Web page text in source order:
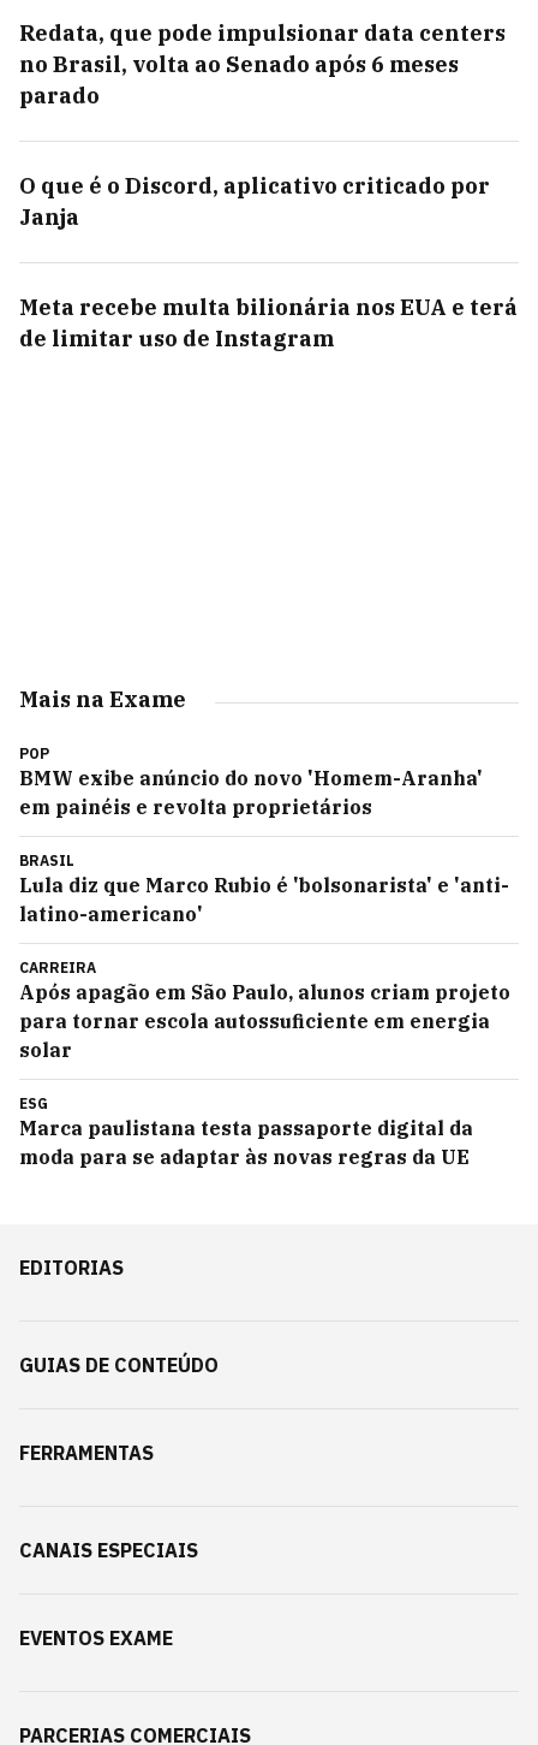
Redata, que pode impulsionar data centers
no Brasil, volta ao Senado após 6 meses
parado
O que é o Discord, aplicativo criticado por
Janja
Meta recebe multa bilionária nos EUA e terá
de limitar uso de Instagram
Mais na Exame
POP
BMW exibe anúncio do novo 'Homem-Aranha'
em painéis e revolta proprietários
BRASIL
Lula diz que Marco Rubio é 'bolsonarista' e 'anti-
latino-americano'
CARREIRA
Após apagão em São Paulo, alunos criam projeto
para tornar escola autossuficiente em energia
solar
ESG
Marca paulistana testa passaporte digital da
moda para se adaptar às novas regras da UE
EDITORIAS
GUIAS DE CONTEÚDO
FERRAMENTAS
CANAIS ESPECIAIS
EVENTOS EXAME
PARCERIAS COMERCIAIS